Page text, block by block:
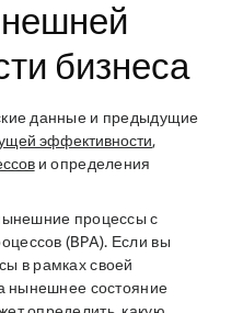
бизнеса
данные и предыдущие
эффективности,
и определения
процессы с
(BPA). Если вы
в рамках своей
нынешнее состояние